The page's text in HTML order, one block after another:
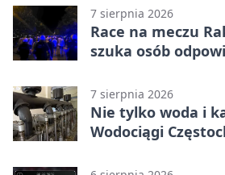
7 sierpnia 2026
Race na meczu
szuka osób
7 sierpnia 2026
Nie tylko woda i
Wodociągi